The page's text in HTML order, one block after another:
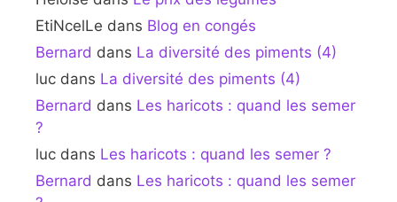
EtiNcelLe dans Blog en congés
Bernard dans La diversité des piments (4)
luc dans La diversité des piments (4)
Bernard dans Les haricots : quand les semer
?
luc dans Les haricots : quand les semer ?
Bernard dans Les haricots : quand les semer